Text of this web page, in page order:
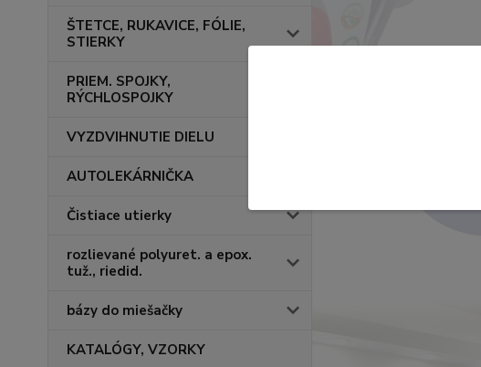
ŠTETCE, RUKAVICE, FÓLIE,
STIERKY
PRIEM. SPOJKY,
RÝCHLOSPOJKY
VYZDVIHNUTIE DIELU
AUTOLEKÁRNIČKA
Čistiace utierky
rozlievané polyuret. a epox.
tuž., riedid.
bázy do miešačky
KATALÓGY, VZORKY